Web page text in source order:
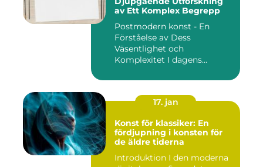
av Ett Komplex Begrepp
Postmodern konst - En
Förståelse av Dess
Väsentlighet och
Komplexitet I dagens
17. jan
Konst för klassiker: En
fördjupning i konsten för
de äldre tiderna
Introduktion I den moderna